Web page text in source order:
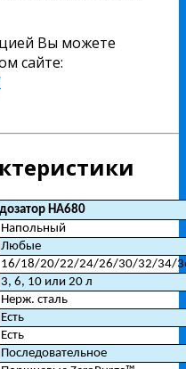
Вы можете
сайте:
НА680
Напольный
Любые
16/18/20/22/24/26/30/32/34/
3, 6, 10 или 20 л
Нерж. сталь
Есть
Есть
Последовательное